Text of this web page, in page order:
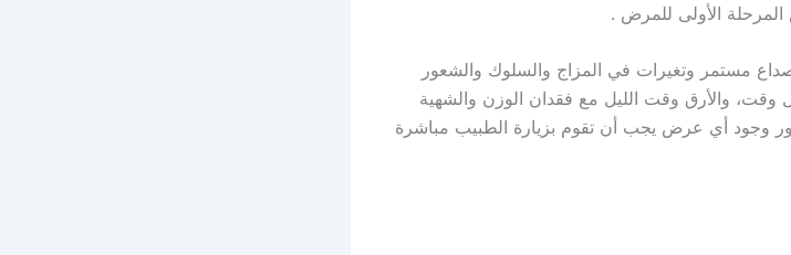
الأولى للمرض .
صداع مستمر وتغيرات في المزاج والسلوك والشعور
وقت، والأرق وقت الليل مع فقدان الوزن والشهية
وجود أي عرض يجب أن تقوم بزيارة الطبيب مباشرة